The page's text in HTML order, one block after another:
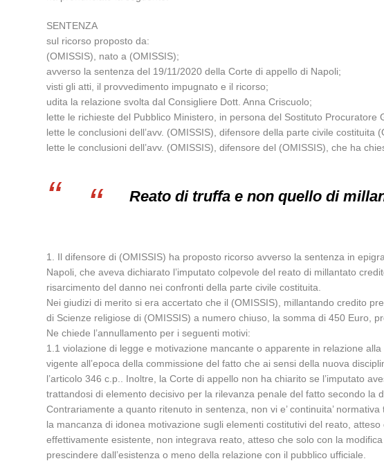
SENTENZA
sul ricorso proposto da:
(OMISSIS), nato a (OMISSIS);
avverso la sentenza del 19/11/2020 della Corte di appello di Napoli;
visti gli atti, il provvedimento impugnato e il ricorso;
udita la relazione svolta dal Consigliere Dott. Anna Criscuolo;
lette le richieste del Pubblico Ministero, in persona del Sostituto
lette le conclusioni dell’avv. (OMISSIS), difensore della parte civile
lette le conclusioni dell’avv. (OMISSIS), difensore del (OMISSIS), che ha
Reato di truffa e non quello di
1. Il difensore di (OMISSIS) ha proposto ricorso avverso la sentenza in
Napoli, che aveva dichiarato l’imputato colpevole del reato di millantato
risarcimento del danno nei confronti della parte civile costituita.
Nei giudizi di merito si era accertato che il (OMISSIS), millantando credito
di Scienze religiose di (OMISSIS) a numero chiuso, la somma di 450 Euro,
Ne chiede l’annullamento per i seguenti motivi:
1.1 violazione di legge e motivazione mancante o apparente in relazione
vigente all’epoca della commissione del fatto che ai sensi della nuova
l’articolo 346 c.p.. Inoltre, la Corte di appello non ha chiarito se l’imputato
trattandosi di elemento decisivo per la rilevanza penale del fatto secondo la
Contrariamente a quanto ritenuto in sentenza, non vi e’ continuita’
la mancanza di idonea motivazione sugli elementi costitutivi del reato,
effettivamente esistente, non integrava reato, atteso che solo con la
prescindere dall’esistenza o meno della relazione con il pubblico ufficiale.